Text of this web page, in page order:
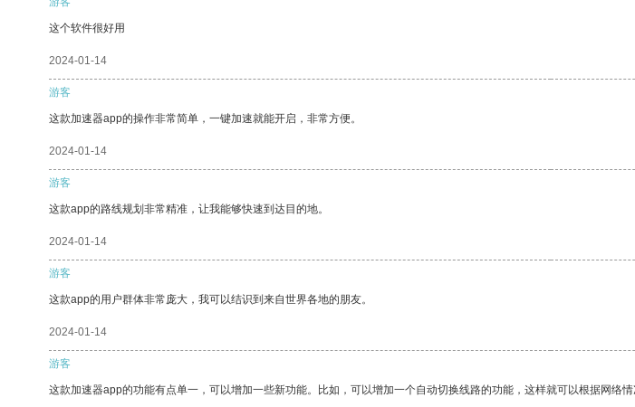
这个软件很好用
2024-01-14
游客
这款加速器app的操作非常简单，一键加速就能开启，非常方便。
2024-01-14
游客
这款app的路线规划非常精准，让我能够快速到达目的地。
2024-01-14
游客
这款app的用户群体非常庞大，我可以结识到来自世界各地的朋友。
2024-01-14
游客
这款加速器app的功能有点单一，可以增加一些新功能。比如，可以增加一个自动切换线路的功能，这样就可以根据网络